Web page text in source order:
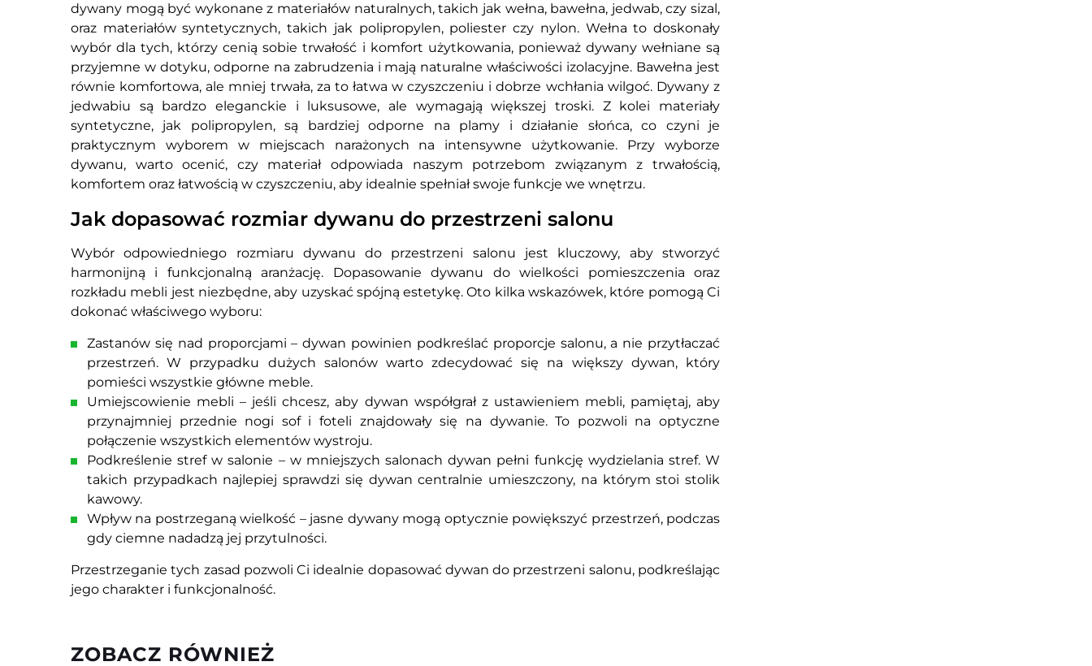
dywany mogą być wykonane z materiałów naturalnych, takich jak wełna, bawełna, jedwab, czy sizal,
oraz materiałów syntetycznych, takich jak polipropylen, poliester czy nylon. Wełna to doskonały
wybór dla tych, którzy cenią sobie trwałość i komfort użytkowania, ponieważ dywany wełniane są
przyjemne w dotyku, odporne na zabrudzenia i mają naturalne właściwości izolacyjne. Bawełna jest
równie komfortowa, ale mniej trwała, za to łatwa w czyszczeniu i dobrze wchłania wilgoć. Dywany z
jedwabiu są bardzo eleganckie i luksusowe, ale wymagają większej troski. Z kolei materiały
syntetyczne, jak polipropylen, są bardziej odporne na plamy i działanie słońca, co czyni je
praktycznym wyborem w miejscach narażonych na intensywne użytkowanie. Przy wyborze
dywanu, warto ocenić, czy materiał odpowiada naszym potrzebom związanym z trwałością,
komfortem oraz łatwością w czyszczeniu, aby idealnie spełniał swoje funkcje we wnętrzu.
Jak dopasować rozmiar dywanu do przestrzeni salonu
Wybór odpowiedniego rozmiaru dywanu do przestrzeni salonu jest kluczowy, aby stworzyć
harmonijną i funkcjonalną aranżację. Dopasowanie dywanu do wielkości pomieszczenia oraz
rozkładu mebli jest niezbędne, aby uzyskać spójną estetykę. Oto kilka wskazówek, które pomogą Ci
dokonać właściwego wyboru:
Zastanów się nad proporcjami – dywan powinien podkreślać proporcje salonu, a nie przytłaczać
przestrzeń. W przypadku dużych salonów warto zdecydować się na większy dywan, który
pomieści wszystkie główne meble.
Umiejscowienie mebli – jeśli chcesz, aby dywan współgrał z ustawieniem mebli, pamiętaj, aby
przynajmniej przednie nogi sof i foteli znajdowały się na dywanie. To pozwoli na optyczne
połączenie wszystkich elementów wystroju.
Podkreślenie stref w salonie – w mniejszych salonach dywan pełni funkcję wydzielania stref. W
takich przypadkach najlepiej sprawdzi się dywan centralnie umieszczony, na którym stoi stolik
kawowy.
Wpływ na postrzeganą wielkość – jasne dywany mogą optycznie powiększyć przestrzeń, podczas
gdy ciemne nadadzą jej przytulności.
Przestrzeganie tych zasad pozwoli Ci idealnie dopasować dywan do przestrzeni salonu, podkreślając
jego charakter i funkcjonalność.
ZOBACZ RÓWNIEŻ